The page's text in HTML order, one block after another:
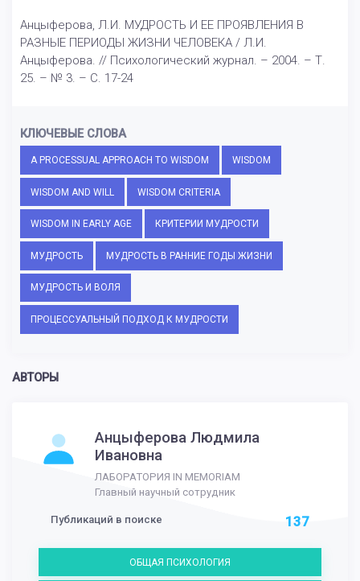
Анцыферова, Л.И. МУДРОСТЬ И ЕЕ ПРОЯВЛЕНИЯ В
РАЗНЫЕ ПЕРИОДЫ ЖИЗНИ ЧЕЛОВЕКА / Л.И.
Анцыферова. // Психологический журнал. – 2004. – Т.
25. – № 3. – С. 17-24
КЛЮЧЕВЫЕ СЛОВА
A PROCESSUAL APPROACH TO WISDOM WISDOM
WISDOM AND WILL WISDOM CRITERIA
WISDOM IN EARLY AGE КРИТЕРИИ МУДРОСТИ
МУДРОСТЬ МУДРОСТЬ В РАННИЕ ГОДЫ ЖИЗНИ
МУДРОСТЬ И ВОЛЯ
ПРОЦЕССУАЛЬНЫЙ ПОДХОД К МУДРОСТИ
АВТОРЫ
Анцыферова Людмила
Ивановна
ЛАБОРАТОРИЯ IN MEMORIAM
Главный научный сотрудник
Публикаций в поиске 137
ОБЩАЯ ПСИХОЛОГИЯ